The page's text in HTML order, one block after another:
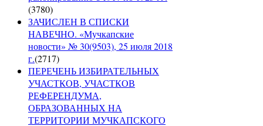
(3780)
ЗАЧИСЛЕН В СПИСКИ
НАВЕЧНО. «Мучкапские
новости» № 30(9503), 25 июля 2018
г.(2717)
ПЕРЕЧЕНЬ ИЗБИРАТЕЛЬНЫХ
УЧАСТКОВ, УЧАСТКОВ
РЕФЕРЕНДУМА,
ОБРАЗОВАННЫХ НА
ТЕРРИТОРИИ МУЧКАПСКОГО